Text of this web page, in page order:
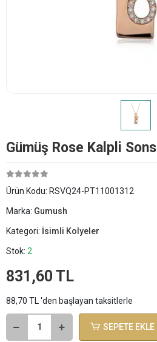
Gümüş Rose Kalpli
Ürün Kodu: RSVQ24-PT11001312
Marka: Gumush
Kategori: İsimli Kolyeler
Stok: 2
831,60 TL
88,70 TL 'den başlayan taksitlerle
SEPETE EKLE